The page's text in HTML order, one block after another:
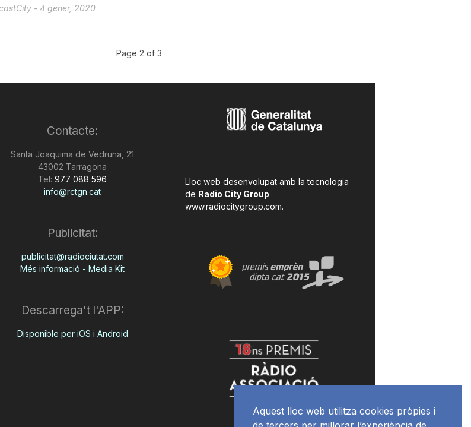
- 4 gener, 2020
Page 2 of 3
Contacte:
Santa Joaquima de Vedruna, 21
43002 Tarragona
Tel: 977 088 596
info@rctgn.cat
Publicitat:
publicitat@radiociutat.com
Més informació - Media Kit
Descarrega't l'APP:
Disponible per iOS i Android
Lloc web desenvolupat amb la tecnologia
de Radio City Group
www.radiocitygroup.com.
Aquest lloc web utilitza cookies pròpies i